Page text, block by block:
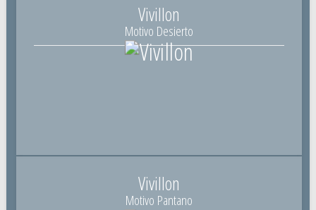
Vivillon
Motivo Desierto
Vivillon
Motivo Pantano